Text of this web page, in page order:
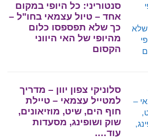
סנטוריני: כל היופי במקום
אחד – טיול עצמאי בחו"ל –
כך שלא תפספסו כלום
מהיופי של האי היווני
הקסום
סלוניקי צפון יוון – מדריך
למטייל עצמאי – טיילת
חוף הים, שיט, מוזיאונים,
שוק ושופינג, מסעדות
עוד….